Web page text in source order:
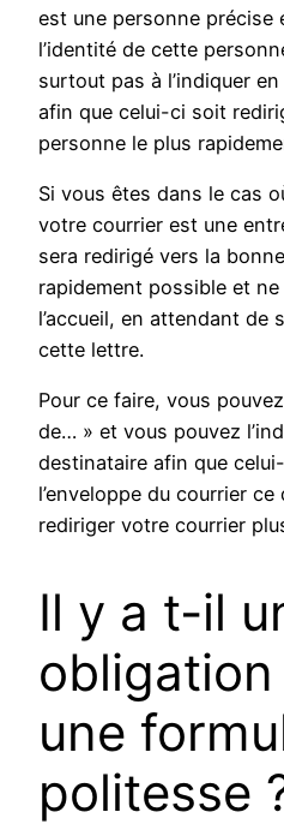
est une personne précise
l’identité de cette
surtout pas à l’indiquer
afin que celui-ci soit
personne le plus
Si vous êtes dans le cas
votre courrier est une
sera redirigé vers la
rapidement possible et
l’accueil, en attendant de
cette lettre.
Pour ce faire, vous
de… » et vous pouvez
destinataire afin que
l’enveloppe du courrier
rediriger votre courrier
Il y a t-il
obligation
une
politesse